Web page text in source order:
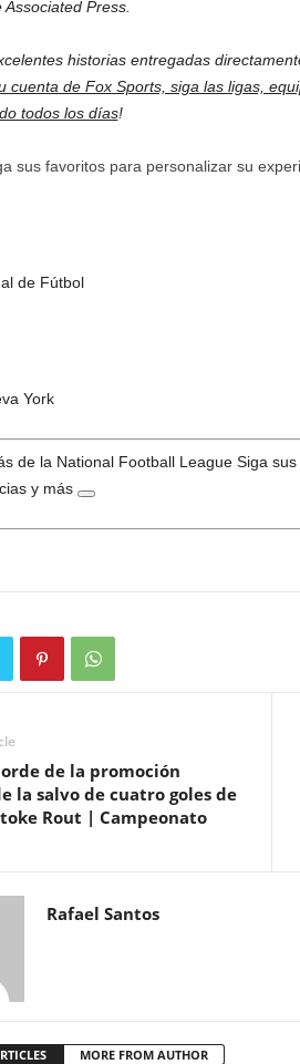
Press.
historias entregadas
cuenta de Fox Sports, siga las ligas,
todos los días!
sus favoritos para personalizar su
de Fútbol
York
de la National Football League Siga
y más
de la promoción
la salvo de cuatro goles de
Rout | Campeonato
Rafael Santos
MORE FROM AUTHOR